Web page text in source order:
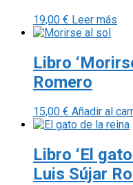
19,00 € Leer más
Libro
Romero
15,00 € Añadir al
Libro ‘El
Luis Sújar